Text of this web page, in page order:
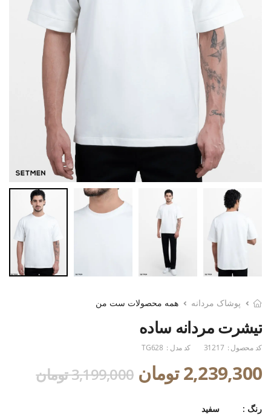
پوشاک مردانه همه محصولات ست من
تیشرت مردانه ساده
کد محصول : 31217 کد مدل : TG628
2,239,300 تومان 3,199,000 تومان
رنگ : سفید